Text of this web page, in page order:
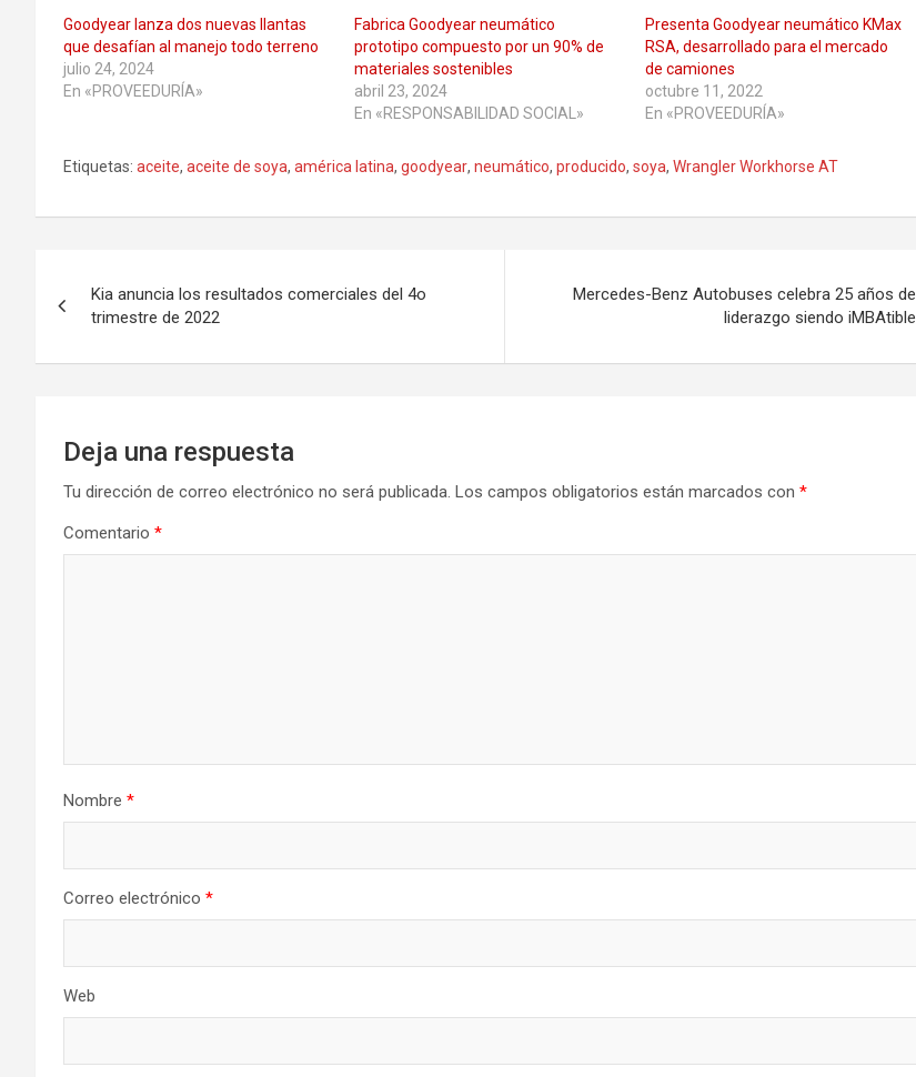
Goodyear lanza dos nuevas llantas
que desafían al manejo todo terreno
julio 24, 2024
En «PROVEEDURÍA»
Fabrica Goodyear neumático
prototipo compuesto por un 90% de
materiales sostenibles
abril 23, 2024
En «RESPONSABILIDAD SOCIAL»
Presenta Goodyear neumático KMax
RSA, desarrollado para el mercado
de camiones
octubre 11, 2022
En «PROVEEDURÍA»
Etiquetas: aceite, aceite de soya, américa latina, goodyear, neumático, producido, soya, Wrangler Workhorse AT
de
entradas
Kia anuncia los resultados comerciales del 4o
trimestre de 2022
Mercedes-Benz Autobuses celebra 25 años de
liderazgo siendo iMBAtible
Deja una respuesta
Tu dirección de correo electrónico no será publicada. Los campos obligatorios están marcados con *
Comentario *
Nombre *
Correo electrónico *
Web